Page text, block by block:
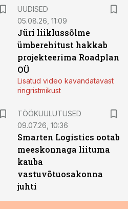
UUDISED
05.08.26, 11:09
Jüri liiklussõlme
ümberehitust hakkab
projekteerima Roadplan
OÜ
Lisatud video kavandatavast
ringristmikust
TÖÖKUULUTUSED
09.07.26, 10:36
Smarten Logistics ootab
meeskonnaga liituma
kauba
vastuvõtuosakonna
juhti